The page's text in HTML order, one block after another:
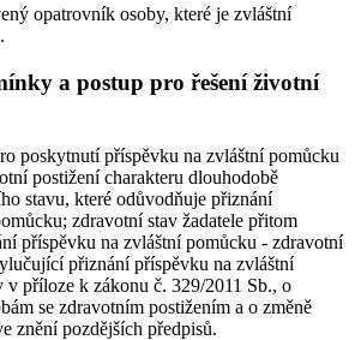
opatrovník osoby, které je zvláštní
a postup pro řešení životní
poskytnutí příspěvku na zvláštní pomůcku
postižení charakteru dlouhodobě
stavu, které odůvodňuje přiznání
zdravotní stav žadatele přitom
příspěvku na zvláštní pomůcku - zdravotní
přiznání příspěvku na zvláštní
v příloze k zákonu č. 329/2011 Sb., o
se zdravotním postižením a o změně
znění pozdějších předpisů.